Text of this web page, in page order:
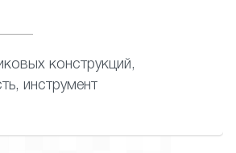
конструкций,
инструмент